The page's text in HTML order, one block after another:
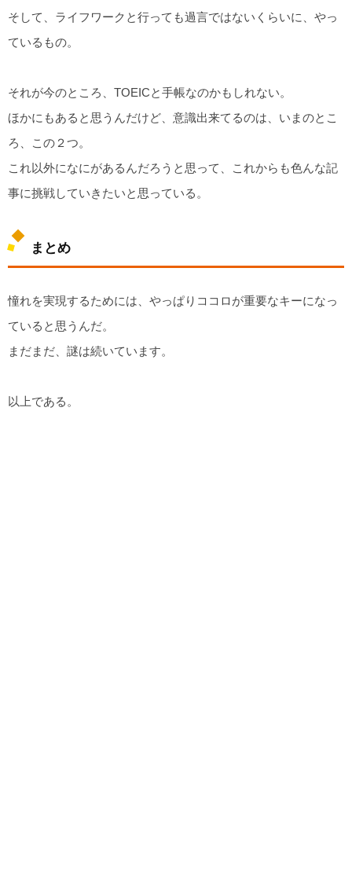
そして、ライフワークと行っても過言ではないくらいに、やっ
ているもの。
それが今のところ、TOEICと手帳なのかもしれない。
ほかにもあると思うんだけど、意識出来てるのは、いまのとこ
ろ、この２つ。
これ以外になにがあるんだろうと思って、これからも色んな記
事に挑戦していきたいと思っている。
まとめ
憧れを実現するためには、やっぱりココロが重要なキーになっ
ていると思うんだ。
まだまだ、謎は続いています。
以上である。